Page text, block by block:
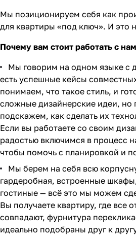
Мы позиционируем себя как
для квартиры «под ключ». И это
Почему вам стоит работать с
Мы говорим на одном языке с
есть успешные кейсы
понимаем, что такое стиль, и
сложные дизайнерские идеи, но
подскажем, как сделать их
Если вы работаете со своим
радостью включимся в процесс
чтобы помочь с планировкой и
Мы берем на себя всю
гардеробная, встроенные
гостиные — всё это мы можем
Вы получаете квартиру, где все
совпадают, фурнитура
идеально подобраны друг к